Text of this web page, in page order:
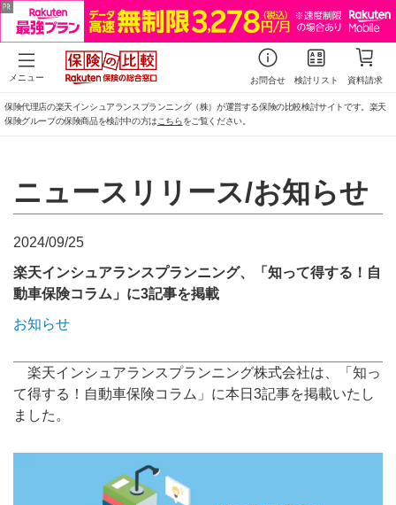
メニュー お問合せ 検討リスト 資料請求
保険代理店の楽天インシュアランスプランニング（株）が運営する保険の比較検討サイトです。楽天
保険グループの保険商品を検討中の方は こちらをご覧ください。
ニュースリリース/お知らせ
2024/09/25
楽天インシュアランスプランニング、「知って得する！自
動車保険コラム」に3記事を掲載
お知らせ
楽天インシュアランスプランニング株式会社は、「知っ
て得する！自動車保険コラム」に本日3記事を掲載いたし
ました。